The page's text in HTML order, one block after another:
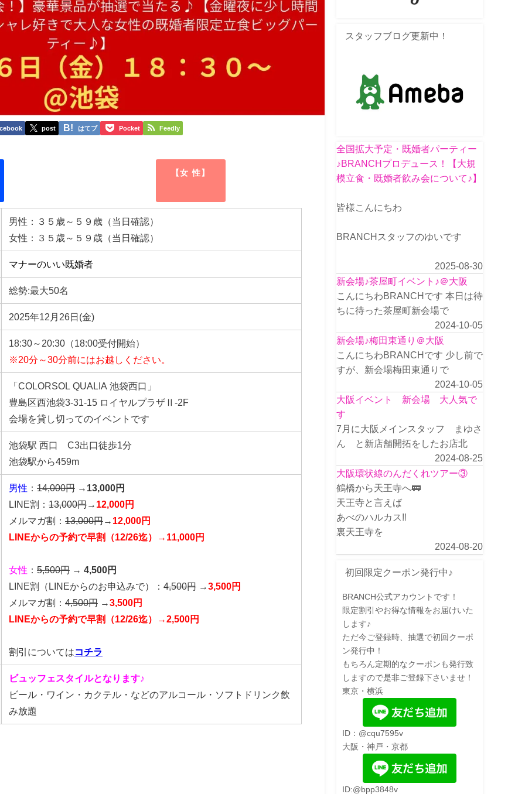
post はてブ Pocket Feedly
【女 性】
男性：３５歳～５９歳（当日確認）
女性：３５歳～５９歳（当日確認）
マナーのいい既婚者
総勢:最大50名
2025年12月26日(金)
18:30～20:30（18:00受付開始）
※20分～30分前にはお越しください。
「COLORSOL QUALIA 池袋西口」
豊島区西池袋3-31-15 ロイヤルプラザⅡ-2F
会場を貸し切ってのイベントです
池袋駅 西口 C3出口徒歩1分
池袋駅から459m
男性 ： 14,000円 → 13,000円
LINE割： 13,000円→ 12,000円
メルマガ割： 13,000円→ 12,000円
LINEからの予約で早割（12/26迄）→11,000円
女性 ： 5,500円 → 4,500円
LINE割
（LINEからのお申込みで） ： 4,500円 →3,500円
メルマガ割： 4,500円 →3,500円
LINEからの予約で早割（12/26迄）→2,500円
割引についてはコチラ
ビュッフェスタイルとなります♪
ビール・ワイン・カクテル・などのアルコール・ソフトドリンク飲
み放題
スタッフブログ更新中！
全国拡大予定・既婚者パーティー
♪BRANCHプロデュース！【大規
模立食・既婚者飲み会について♪】
皆様こんにちわ
BRANCHスタッフのゆいです
2025-08-30
新会場♪茶屋町イベント♪＠大阪
こんにちわBRANCHです 本日は待
ちに待った茶屋町新会場で
2024-10-05
新会場♪梅田東通り＠大阪
こんにちわBRANCHです 少し前で
すが、新会場梅田東通りで
2024-10-05
大阪イベント 新会場 大人気で
す
7月に大阪メインスタッフ まゆさ
ん と新店舗開拓をしたお店北
2024-08-25
大阪環状線のんだくれツアー③
鶴橋から天王寺へ🚃
天王寺と言えば
あべのハルカス‼️
裏天王寺を
2024-08-20
初回限定クーポン発行中♪
BRANCH公式アカウントです！
限定割引やお得な情報をお届けいた
します♪
ただ今ご登録時、抽選で初回クーポ
ン発行中！
もちろん定期的なクーポンも発行致
しますので是非ご登録下さいませ！
東京・横浜
ID：@cqu7595v
大阪・神戸・京都
ID:@bpp3848v